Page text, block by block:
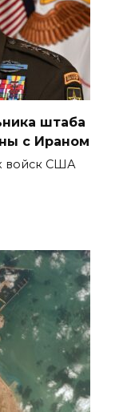
штаба
с Ираном
войск США